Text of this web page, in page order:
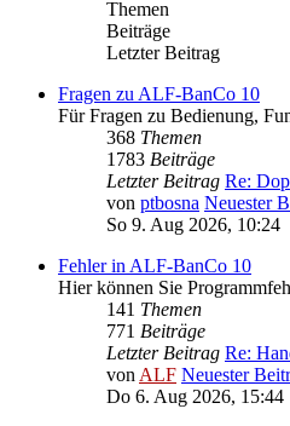
Themen
Beiträge
Letzter Beitrag
Fragen zu ALF-BanCo 10
Für Fragen zu Bedienung,
368 Themen
1783 Beiträge
Letzter Beitrag Re:
von ptbosna Neuester
So 9. Aug 2026, 10:24
Fehler in ALF-BanCo 10
Hier können Sie
141 Themen
771 Beiträge
Letzter Beitrag Re:
vonALF Neuester
Do 6. Aug 2026, 15:44